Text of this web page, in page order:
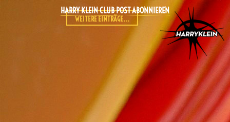
HARRY KLEIN CLUB POST ABONNIEREN
WEITERE EINTRÄGE...